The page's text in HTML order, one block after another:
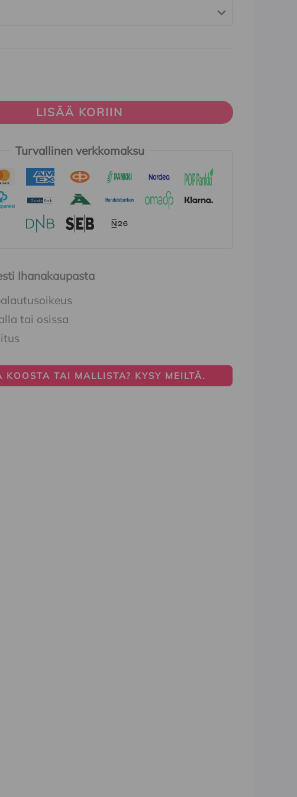
LISÄÄ KORIIN
Turvallinen verkkomaksu
Ihanakaupasta
tai osissa
KOOSTA TAI MALLISTA? KYSY MEILTÄ.